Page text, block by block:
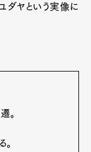
ダヤという実像に
。